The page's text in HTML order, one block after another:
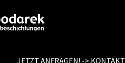
JETZT ANFRAGEN! -> KONTAKT